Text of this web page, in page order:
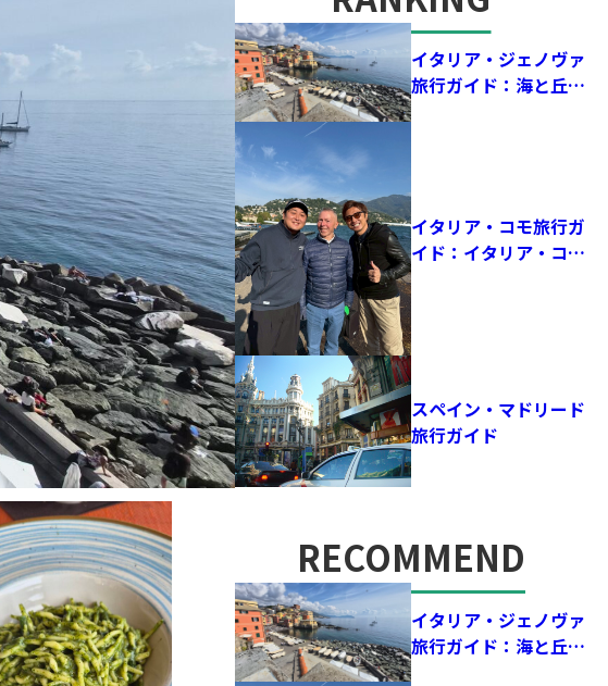
人気記事
イタリア・ジェノヴァ
旅行ガイド：海と丘に
囲まれた街で、歴史と
イタリア・コモ旅行ガ
イド：イタリア・コモ
を旅して感じた、サッ
カーと湖が融合する街
の魅力
スペイン・マドリード
旅行ガイド
おすすめ記事
RECOMMEND
イタリア・ジェノヴァ
旅行ガイド：海と丘に
囲まれた街で、歴史と